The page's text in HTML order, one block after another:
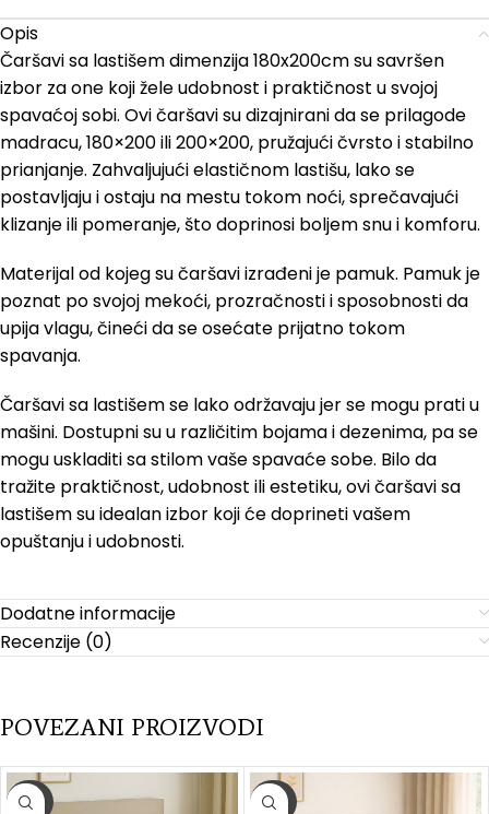
Opis
Čaršavi sa lastišem dimenzija 180x200cm su savršen
izbor za one koji žele udobnost i praktičnost u svojoj
spavaćoj sobi. Ovi čaršavi su dizajnirani da se prilagode
madracu, 180×200 ili 200×200, pružajući čvrsto i stabilno
prianjanje. Zahvaljujući elastičnom lastišu, lako se
postavljaju i ostaju na mestu tokom noći, sprečavajući
klizanje ili pomeranje, što doprinosi boljem snu i komforu.
Materijal od kojeg su čaršavi izrađeni je pamuk. Pamuk je
poznat po svojoj mekoći, prozračnosti i sposobnosti da
upija vlagu, čineći da se osećate prijatno tokom
spavanja.
Čaršavi sa lastišem se lako održavaju jer se mogu prati u
mašini. Dostupni su u različitim bojama i dezenima, pa se
mogu uskladiti sa stilom vaše spavaće sobe. Bilo da
tražite praktičnost, udobnost ili estetiku, ovi čaršavi sa
lastišem su idealan izbor koji će doprineti vašem
opuštanju i udobnosti.
Dodatne informacije
Recenzije (0)
POVEZANI PROIZVODI
-20% -20%